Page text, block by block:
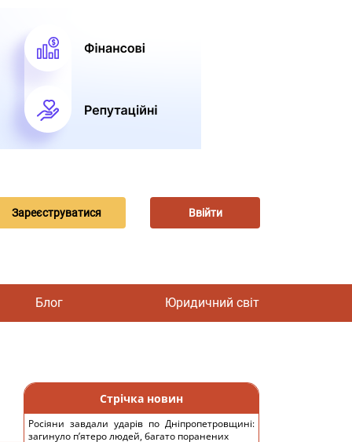
Зареєструватися Ввійти
Блог Юридичний світ
Стрічка новин
Росіяни завдали ударів по Дніпропетровщині:
загинуло пʼятеро людей, багато поранених